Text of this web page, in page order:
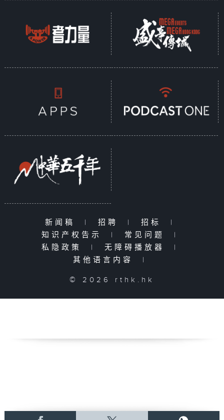
新闻稿 | 招聘 | 招标
|
知识产权告示
| 常见问题
|
私隐政策
| 无障碍播放器
|
其他语言内容
|
© 2026 rthk.hk